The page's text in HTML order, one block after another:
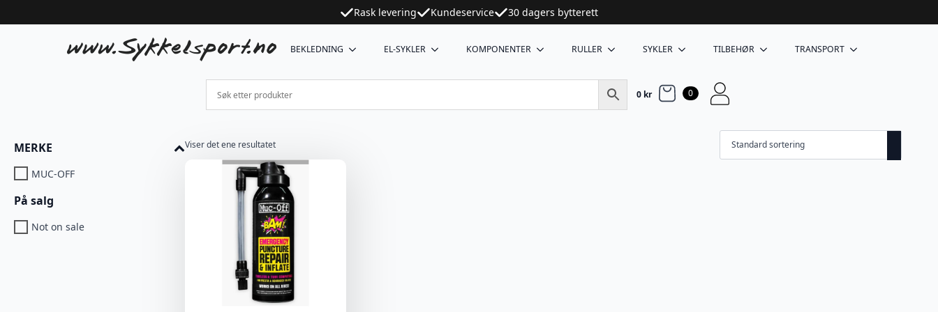
Rask levering Kundeservice 30 dagers bytterett
BEKLEDNING EL-SYKLER KOMPONENTER RULLER SYKLER TILBEHØR TRANSPORT
0 kr 0
MERKE
MUC-OFF
På salg
Not on sale
Viser det ene resultatet